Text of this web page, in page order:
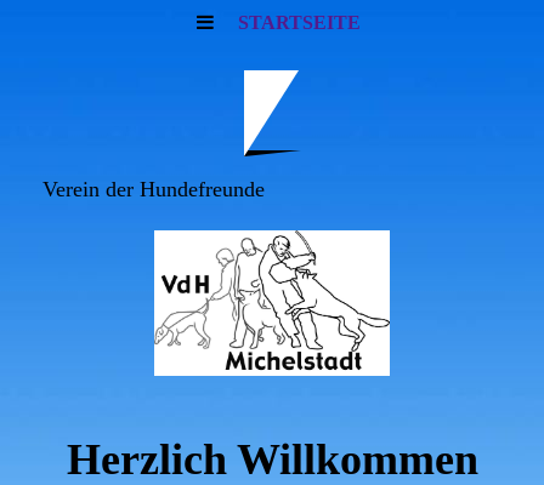
STARTSEITE
Verein der Hundefreunde
Herzlich Willkommen